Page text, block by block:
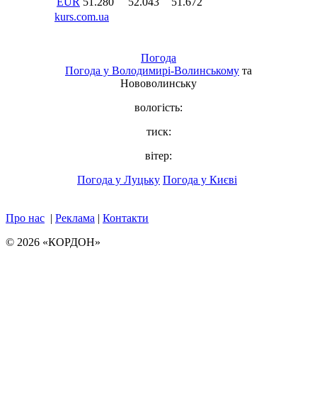
Погода
Погода у Володимирі-Волинському та
Нововолинську
вологість:
тиск:
вітер:
Погода у Луцьку Погода у Києві
Про нас | Реклама | Контакти
© 2026 «КОРДОН»